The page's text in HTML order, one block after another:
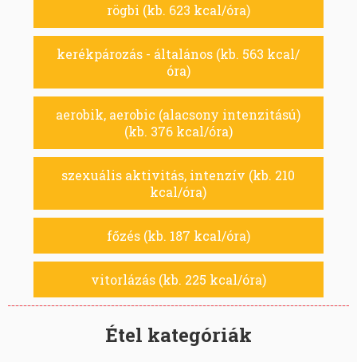
rögbi (kb. 623 kcal/óra)
kerékpározás - általános (kb. 563 kcal/
óra)
aerobik, aerobic (alacsony intenzitású)
(kb. 376 kcal/óra)
szexuális aktivitás, intenzív (kb. 210
kcal/óra)
főzés (kb. 187 kcal/óra)
vitorlázás (kb. 225 kcal/óra)
Étel kategóriák